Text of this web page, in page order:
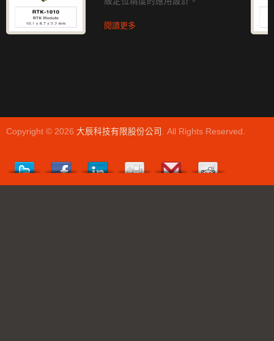
閱讀更多
Copyright © 2026 大辰科技有限股份公司 . All Rights Reserved.